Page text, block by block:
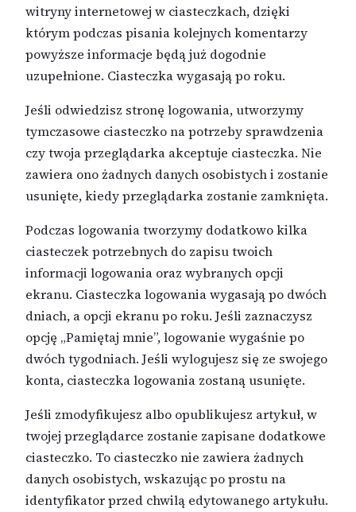
witryny internetowej w ciasteczkach, dzięki
którym podczas pisania kolejnych komentarzy
powyższe informacje będą już dogodnie
uzupełnione. Ciasteczka wygasają po roku.
Jeśli odwiedzisz stronę logowania, utworzymy
tymczasowe ciasteczko na potrzeby sprawdzenia
czy twoja przeglądarka akceptuje ciasteczka. Nie
zawiera ono żadnych danych osobistych i zostanie
usunięte, kiedy przeglądarka zostanie zamknięta.
Podczas logowania tworzymy dodatkowo kilka
ciasteczek potrzebnych do zapisu twoich
informacji logowania oraz wybranych opcji
ekranu. Ciasteczka logowania wygasają po dwóch
dniach, a opcji ekranu po roku. Jeśli zaznaczysz
opcję „Pamiętaj mnie”, logowanie wygaśnie po
dwóch tygodniach. Jeśli wylogujesz się ze swojego
konta, ciasteczka logowania zostaną usunięte.
Jeśli zmodyfikujesz albo opublikujesz artykuł, w
twojej przeglądarce zostanie zapisane dodatkowe
ciasteczko. To ciasteczko nie zawiera żadnych
danych osobistych, wskazując po prostu na
identyfikator przed chwilą edytowanego artykułu.